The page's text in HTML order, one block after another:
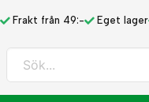
Frakt från 49:- Eget lager
Sök...